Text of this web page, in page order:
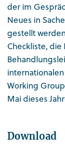
der im
Neues in
gestellt
Checkliste, die
Working
Mai dieses
Download